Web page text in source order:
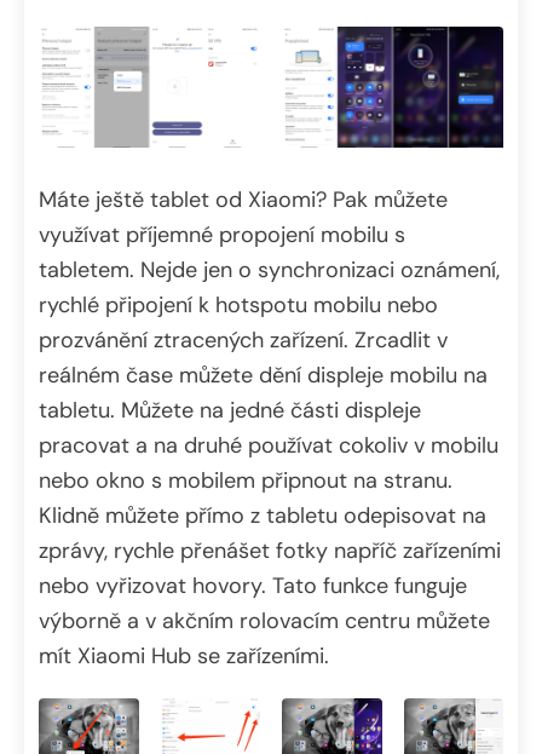
Máte ještě tablet od Xiaomi? Pak můžete
využívat příjemné propojení mobilu s
tabletem. Nejde jen o synchronizaci oznámení,
rychlé připojení k hotspotu mobilu nebo
prozvánění ztracených zařízení. Zrcadlit v
reálném čase můžete dění displeje mobilu na
tabletu. Můžete na jedné části displeje
pracovat a na druhé používat cokoliv v mobilu
nebo okno s mobilem připnout na stranu.
Klidně můžete přímo z tabletu odepisovat na
zprávy, rychle přenášet fotky napříč zařízeními
nebo vyřizovat hovory. Tato funkce funguje
výborně a v akčním rolovacím centru můžete
mít Xiaomi Hub se zařízeními.